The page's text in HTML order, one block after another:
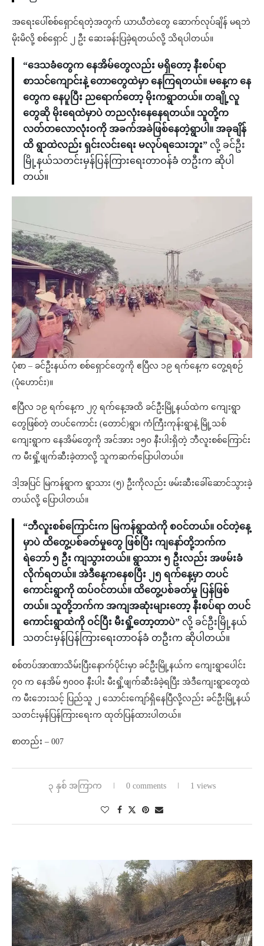
အရေးပေါ်စစ်ရှောင်ရတဲ့အတွက် ယာယီတဲတွေ ဆောက်လုပ်ချိန် မရဘဲ
မိုးမိလို့ စစ်ရှောင် ၂ ဦး ဆေးခန်းပြခဲ့ရတယ်လို့ သိရပါတယ်။
“ဒေသခံတွေက နေအိမ်တွေလည်း မရှိတော့ နီးစပ်ရာ
စာသင်ကျောင်းနဲ့ တောတွေထဲမှာ နေကြရတယ်။ မနေ့က နေ
တွေက နေပူပြီး ညရောက်တော့ မိုးကရွာတယ်။ တချို့လူ
တွေဆို မိုးရေထဲမှာပဲ တညလုံးနေနေရတယ်။ သူတို့က
လတ်တလောလုံးဝကို အခက်အခဲဖြစ်နေတဲ့ရွာပါ။ အခုချိန်
ထိ ရွာထဲလည်း ရှင်းလင်းရေး မလုပ်ရသေးဘူး” လို့ ခင်ဦး
မြို့နယ်သတင်းမှန်ပြန်ကြားရေးတာဝန်ခံ တဦးက ဆိုပါ
တယ်။
ပုံစာ – ခင်ဦးနယ်က စစ်ရှောင်တွေကို ဧပြီလ ၁၉ ရက်နေ့က တွေ့ရစဉ်
(ပုံဟောင်း)။
ဧပြီလ ၁၉ ရက်နေ့က ၂၇ ရက်နေ့အထိ ခင်ဦးမြို့နယ်ထဲက ကျေးရွာ
တွေဖြစ်တဲ့ တပင်ကောင်း (တောင်)ရွာ၊ ကံကြီးကုန်းရွာနဲ့ မြို့သစ်
ကျေးရွာက နေအိမ်တွေကို အင်အား ၁၅၀ နီးပါးရှိတဲ့ ဘီလူးစစ်ကြောင်း
က မီးရှို့ဖျက်ဆီးခဲ့တာလို့ သူကဆက်ပြောပါတယ်။
ဒါ့အပြင် မြကန်ရွာက ရွာသား (၅) ဦးကိုလည်း ဖမ်းဆီးခေါ်ဆောင်သွားခဲ့
တယ်လို့ ပြောပါတယ်။
“ဘီလူးစစ်ကြောင်းက မြကန်ရွာထဲကို စဝင်တယ်။ ဝင်တဲ့နေ့
မှာပဲ ထိတွေ့ပစ်ခတ်မှုတွေ ဖြစ်ပြီး ကျနော်တို့ဘက်က
ရဲဘော် ၅ ဦး ကျသွားတယ်။ ရွာသား ၅ ဦးလည်း အဖမ်းခံ
လိုက်ရတယ်။ အဲဒီနေ့ကနေစပြီး ၂၅ ရက်နေ့မှာ တပင်
ကောင်းရွာကို ထပ်ဝင်တယ်။ ထိတွေ့ပစ်ခတ်မှု ပြန်ဖြစ်
တယ်။ သူတို့ဘက်က အကျအဆုံးများတော့ နီးစပ်ရာ တပင်
ကောင်းရွာထဲကို ဝင်ပြီး မီးရှို့တော့တာပဲ” လို့ ခင်ဦးမြို့နယ်
သတင်းမှန်ပြန်ကြားရေးတာဝန်ခံ တဦးက ဆိုပါတယ်။
စစ်တပ်အာဏာသိမ်းပြီးနောက်ပိုင်းမှာ ခင်ဦးမြို့နယ်က ကျေးရွာပေါင်း
၇၀ က နေအိမ် ၅၀၀၀ နီးပါး မီးရှို့ဖျက်ဆီးခံခဲ့ရပြီး အဲဒီကျေးရွာတွေထဲ
က မီးဘေးသင့် ပြည်သူ ၂ သောင်းကျော်ရှိနေပြီလို့လည်း ခင်ဦးမြို့နယ်
သတင်းမှန်ပြန်ကြားရေးက ထုတ်ပြန်ထားပါတယ်။
စာတည်း – 007
၃ နှစ် အကြာက 0 comments 1 views